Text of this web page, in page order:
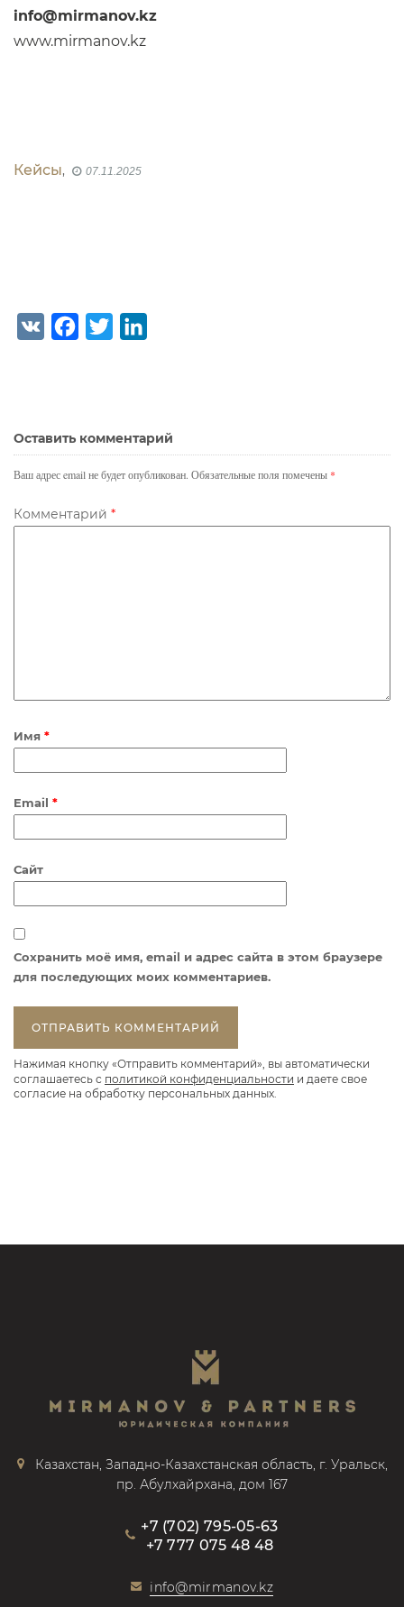
info@mirmanov.kz
www.mirmanov.kz
Кейсы, 07.11.2025
o
o
k
e
r
d
I
n
Оставить комментарий
Ваш адрес email не будет опубликован. Обязательные поля помечены *
Комментарий *
Имя *
Email *
Сайт
Сохранить моё имя, email и адрес сайта в этом браузере
для последующих моих комментариев.
Нажимая кнопку «Отправить комментарий», вы автоматически
соглашаетесь с политикой конфиденциальности и даете свое
согласие на обработку персональных данных.
Казахстан, Западно-Казахстанская область, г. Уральск,
пр. Абулхайрхана, дом 167
+7 (702) 795-05-63
+7 777 075 48 48
info@mirmanov.kz